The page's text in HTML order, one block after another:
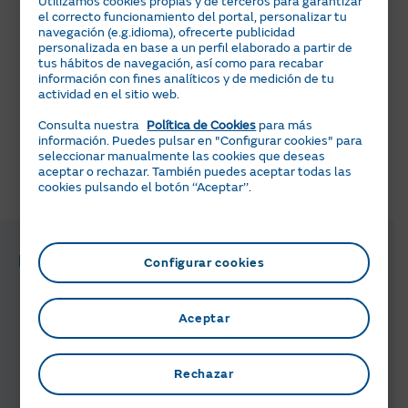
Queremos que tengas toda la información necesaria
antes de tomar la decisión de baja de un servicio de
mantenimiento. Recuerda que tenemos diferentes
modalidades de servicios.Saber más.
llama al teléfono912 015 000o 900 40 80 80.
¿Te ha parecido útil esta información?
Preguntas y gestiones relacionadas
¿Cómo sé lo que tengo contratado?
el correcto funcionamiento del portal, personalizar tu
navegación (e.g.idioma), ofrecerte publicidad
personalizada en base a un perfil elaborado a partir de
tus hábitos de navegación, así como para recabar
información con fines analíticos y de medición de tu
actividad en el sitio web.
Consulta nuestra Política de Cookies para más
información. Puedes pulsar en "Configurar cookies" para
seleccionar manualmente las cookies que deseas
aceptar o rechazar. También puedes aceptar todas las
cookies pulsando el botón ‘‘Aceptar’’.
Configurar cookies
Rechazar
Aceptar